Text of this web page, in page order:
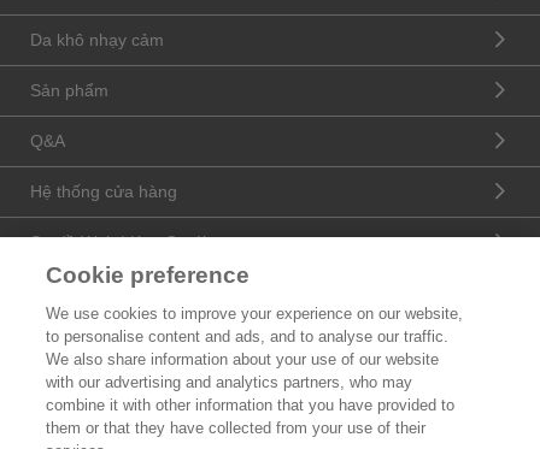
Da khô nhạy cảm
Sản phẩm
Q&A
Hệ thống cửa hàng
Sơ đồ Web | Kao Curél
Liên hệ
Thông tin doanh nghiệp
Chúng tôi là ai
Cookie preference
We use cookies to improve your experience on our website,
to personalise content and ads, and to analyse our traffic.
We also share information about your use of our website
with our advertising and analytics partners, who may
combine it with other information that you have provided to
them or that they have collected from your use of their